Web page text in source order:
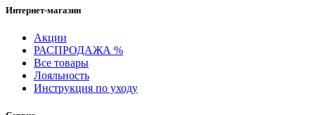
Интернет-магазин
Акции
РАСПРОДАЖА %
Все товары
Лояльность
Инструкция по уходу